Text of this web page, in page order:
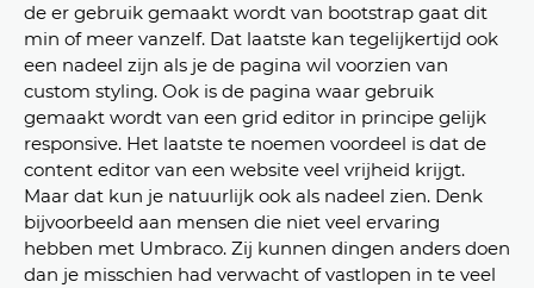
de er gebruik gemaakt wordt van bootstrap gaat dit
min of meer vanzelf. Dat laatste kan tegelijkertijd ook
een nadeel zijn als je de pagina wil voorzien van
custom styling. Ook is de pagina waar gebruik
gemaakt wordt van een grid editor in principe gelijk
responsive. Het laatste te noemen voordeel is dat de
content editor van een website veel vrijheid krijgt.
Maar dat kun je natuurlijk ook als nadeel zien. Denk
bijvoorbeeld aan mensen die niet veel ervaring
hebben met Umbraco. Zij kunnen dingen anders doen
dan je misschien had verwacht of vastlopen in te veel